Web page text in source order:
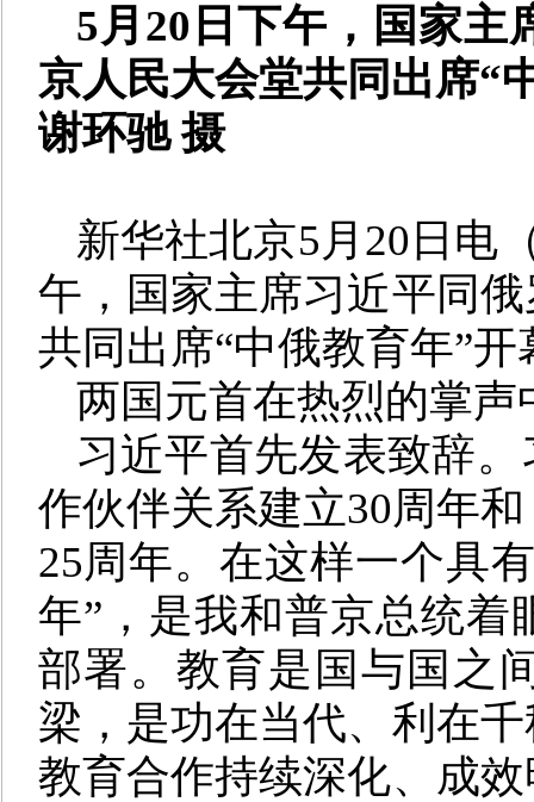
5月20日下午，国家主
京人民大会堂共同出席“
谢环驰 摄
新华社北京5月20日电
午，国家主席习近平同
共同出席“中俄教育年”开
两国元首在热烈的掌
习近平首先发表致辞
作伙伴关系建立30周年
25周年。在这样一个具
年”，是我和普京总统着
部署。教育是国与国之
梁，是功在当代、利在
教育合作持续深化、成